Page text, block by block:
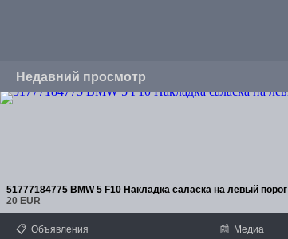
Недавний просмотр
51777184775 BMW 5 F10 Накладка саласка на левый порог
20 EUR
📋 Объявления 📰 Медиа